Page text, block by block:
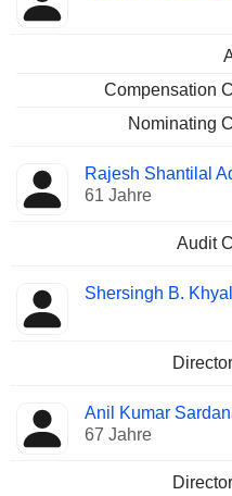
Compensation
Nominating
Rajesh Shantilal
61 Jahre
Audit
Shersingh B.
Anil Kumar
67 Jahre